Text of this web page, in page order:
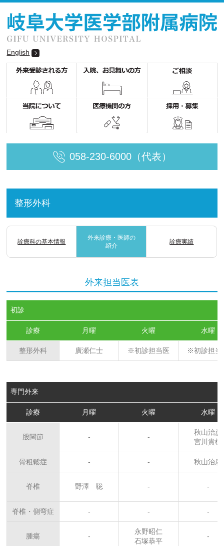
English
058-230-6000（代表）
整形外科
診療科の基本情報
外来診療・医師の
紹介
診療実績
外来担当医表
初診
診療 月曜 火曜 水曜
整形外科 廣瀬仁士 ※初診担当医 ※初診担当
専門外来
診療 月曜 火曜 水曜
股関節 - -
秋山治彦
宮川貴樹
骨粗鬆症 - - 秋山治彦
脊椎 野澤 聡 - -
脊椎・側弯症 - - -
腫瘍 -
永野昭仁
石塚恭平
-